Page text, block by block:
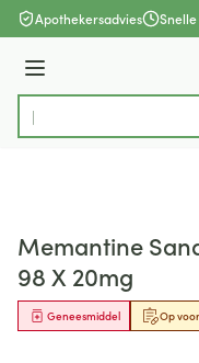
Ga naar de inhoud
Apothekersadvies
Menu
Product, merk,
Memantine
98 X 20mg
Op
Geneesmiddel